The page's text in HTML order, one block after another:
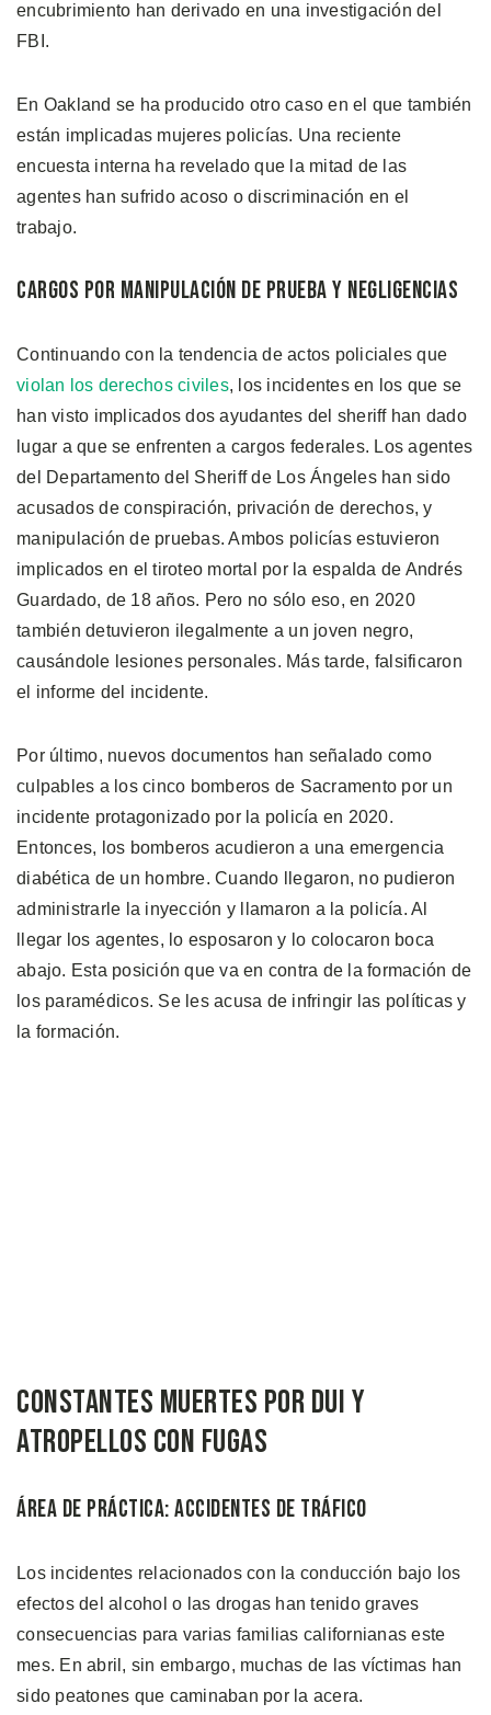
encubrimiento han derivado en una investigación del
FBI.
En Oakland se ha producido otro caso en el que también
están implicadas mujeres policías. Una reciente
encuesta interna ha revelado que la mitad de las
agentes han sufrido acoso o discriminación en el
trabajo.
Cargos por Manipulación de Prueba y Negligencias
Continuando con la tendencia de actos policiales que
violan los derechos civiles, los incidentes en los que se
han visto implicados dos ayudantes del sheriff han dado
lugar a que se enfrenten a cargos federales. Los agentes
del Departamento del Sheriff de Los Ángeles han sido
acusados de conspiración, privación de derechos, y
manipulación de pruebas. Ambos policías estuvieron
implicados en el tiroteo mortal por la espalda de Andrés
Guardado, de 18 años. Pero no sólo eso, en 2020
también detuvieron ilegalmente a un joven negro,
causándole lesiones personales. Más tarde, falsificaron
el informe del incidente.
Por último, nuevos documentos han señalado como
culpables a los cinco bomberos de Sacramento por un
incidente protagonizado por la policía en 2020.
Entonces, los bomberos acudieron a una emergencia
diabética de un hombre. Cuando llegaron, no pudieron
administrarle la inyección y llamaron a la policía. Al
llegar los agentes, lo esposaron y lo colocaron boca
abajo. Esta posición que va en contra de la formación de
los paramédicos. Se les acusa de infringir las políticas y
la formación.
Constantes Muertes por DUI y
Atropellos con Fugas
Área de Práctica: Accidentes de Tráfico
Los incidentes relacionados con la conducción bajo los
efectos del alcohol o las drogas han tenido graves
consecuencias para varias familias californianas este
mes. En abril, sin embargo, muchas de las víctimas han
sido peatones que caminaban por la acera.